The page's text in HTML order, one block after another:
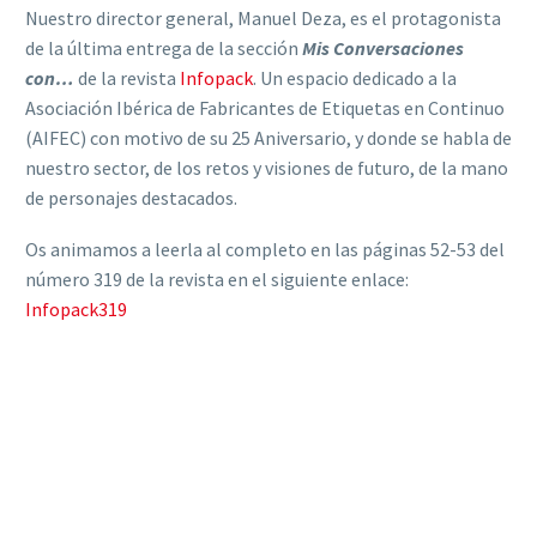
Nuestro director general, Manuel Deza, es el protagonista
de la última entrega de la sección Mis Conversaciones
con… de la revista Infopack. Un espacio dedicado a la
Asociación Ibérica de Fabricantes de Etiquetas en Continuo
(AIFEC) con motivo de su 25 Aniversario, y donde se habla de
nuestro sector, de los retos y visiones de futuro, de la mano
de personajes destacados.
Os animamos a leerla al completo en las páginas 52-53 del
número 319 de la revista en el siguiente enlace:
Infopack319